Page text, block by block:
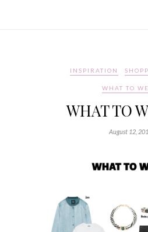
INSPIRATION
WHAT TO
WHAT TO
August 12,